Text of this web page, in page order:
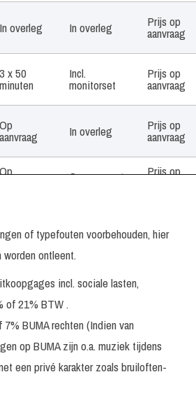
In overleg In overleg Prijs op
aanvraag
3 x 50
minuten
Incl.
monitorset
Prijs op
aanvraag
Op
aanvraag In overleg Prijs op
aanvraag
Op Op aanvraag Prijs op
minuten monitorset
1 x 45-50 Incl.
In overleg Excl.
techniek
Prijs op
aanvraag
of typefouten voorbehouden, hier
worden ontleent.
incl. sociale lasten,
of 21% BTW .
BUMA rechten (Indien van
op BUMA zijn o.a. muziek tijdens
een privé karakter zoals bruiloften-